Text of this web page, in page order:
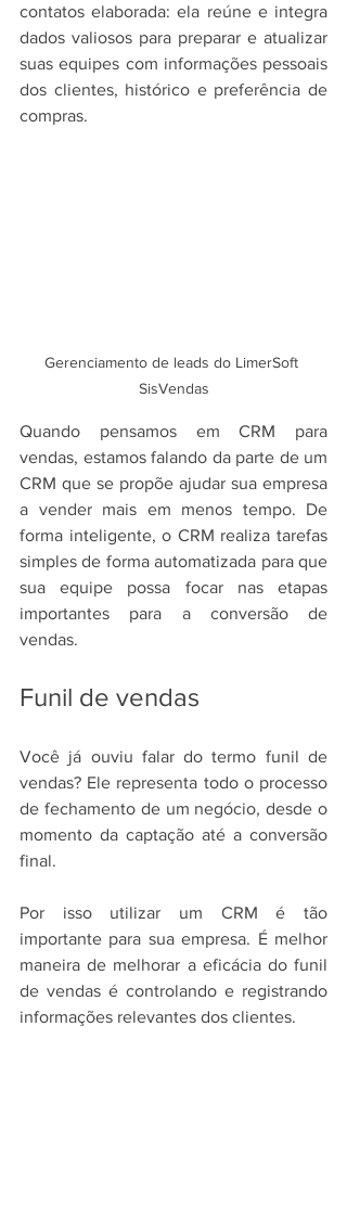
contatos elaborada: ela reúne e integra
dados valiosos para preparar e atualizar
suas equipes com informações pessoais
dos clientes, histórico e preferência de
compras.
Gerenciamento de leads do LimerSoft
SisVendas
Quando pensamos em CRM para
vendas, estamos falando da parte de um
CRM que se propõe ajudar sua empresa
a vender mais em menos tempo. De
forma inteligente, o CRM realiza tarefas
simples de forma automatizada para que
sua equipe possa focar nas etapas
importantes para a conversão de
vendas.
Funil de vendas
Você já ouviu falar do termo funil de
vendas? Ele representa todo o processo
de fechamento de um negócio, desde o
momento da captação até a conversão
final.
Por isso utilizar um CRM é tão
importante para sua empresa. É melhor
maneira de melhorar a eficácia do funil
de vendas é controlando e registrando
informações relevantes dos clientes.